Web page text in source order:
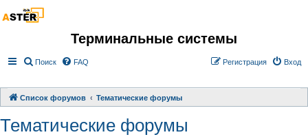
Терминальные системы
Поиск FAQ Вход
Регистрация
Список форумов Тематические форумы
Тематические форумы